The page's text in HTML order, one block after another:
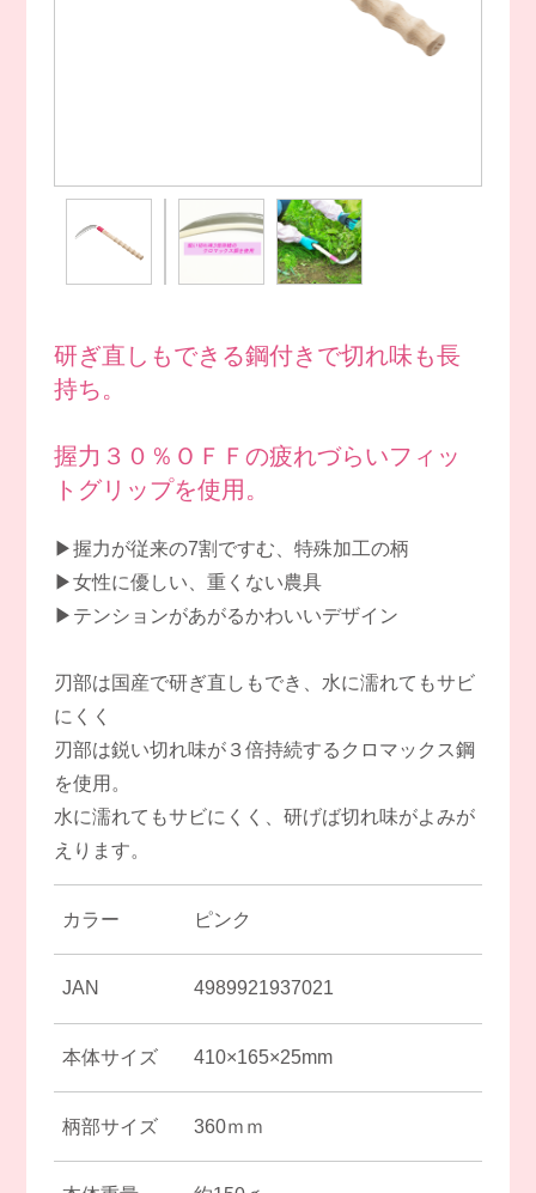
研ぎ直しもできる鋼付きで切れ味も長
持ち。
握力３０％ＯＦＦの疲れづらいフィッ
トグリップを使用。
▶握力が従来の7割ですむ、特殊加工の柄
▶女性に優しい、重くない農具
▶テンションがあがるかわいいデザイン
刃部は国産で研ぎ直しもでき、水に濡れてもサビ
にくく
刃部は鋭い切れ味が３倍持続するクロマックス鋼
を使用。
水に濡れてもサビにくく、研げば切れ味がよみが
えります。
カラー ピンク
JAN 4989921937021
本体サイズ 410×165×25mm
柄部サイズ 360ｍｍ